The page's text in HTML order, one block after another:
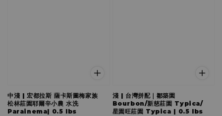
中淺 | 宏都拉斯 薩卡斯圖梅家族
松林莊園耶爾辛小農 水洗
Parainema| 0.5 lbs
淺 | 台灣拼配｜鄒築園
Bourbon/新慈莊園 Typica/
星園旺莊園 Typica | 0.5 lbs